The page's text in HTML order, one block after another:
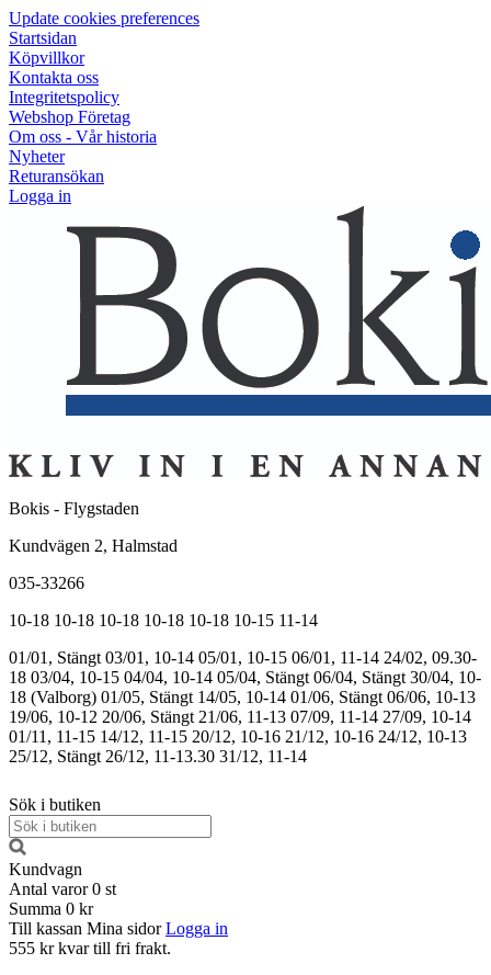
Update cookies preferences
Startsidan
Köpvillkor
Kontakta oss
Integritetspolicy
Webshop Företag
Om oss - Vår historia
Nyheter
Returansökan
Logga in
Bokis - Flygstaden
Kundvägen 2, Halmstad
035-33266
10-18 10-18 10-18 10-18 10-18 10-15 11-14
01/01, Stängt 03/01, 10-14 05/01, 10-15 06/01, 11-14 24/02, 09.30-
18 03/04, 10-15 04/04, 10-14 05/04, Stängt 06/04, Stängt 30/04, 10-
18 (Valborg) 01/05, Stängt 14/05, 10-14 01/06, Stängt 06/06, 10-13
19/06, 10-12 20/06, Stängt 21/06, 11-13 07/09, 11-14 27/09, 10-14
01/11, 11-15 14/12, 11-15 20/12, 10-16 21/12, 10-16 24/12, 10-13
25/12, Stängt 26/12, 11-13.30 31/12, 11-14
Sök i butiken
Kundvagn
Antal varor 0 st
Summa 0 kr
Till kassan Mina sidor Logga in
555 kr kvar till fri frakt.